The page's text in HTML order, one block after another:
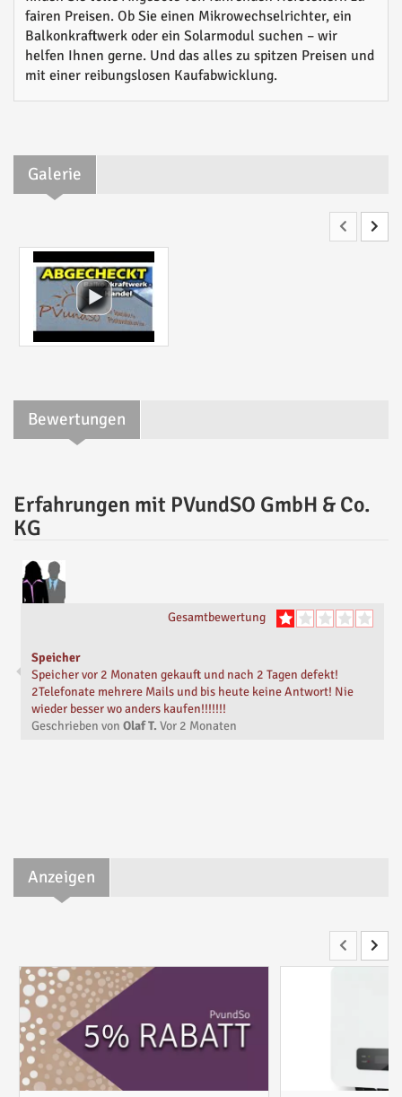
fairen Preisen. Ob Sie einen Mikrowechselrichter, ein
Balkonkraftwerk oder ein Solarmodul suchen – wir
helfen Ihnen gerne. Und das alles zu spitzen Preisen und
mit einer reibungslosen Kaufabwicklung.
Galerie
Bewertungen
Erfahrungen mit PVundSO GmbH & Co.
KG
Gesamtbewertung
Speicher
Speicher vor 2 Monaten gekauft und nach 2 Tagen defekt!
2Telefonate mehrere Mails und bis heute keine Antwort! Nie
wieder besser wo anders kaufen!!!!!!!
Geschrieben von Olaf T. Vor 2 Monaten
Anzeigen